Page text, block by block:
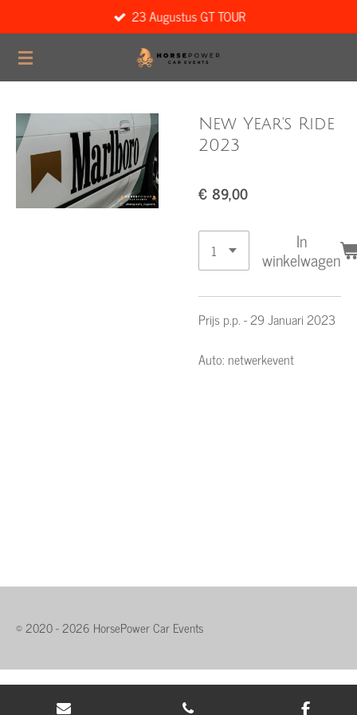
direct
naar
23 Augustus GT TOUR
New Year's Ride
2023
€ 89,00
In
winkelwagen
Prijs p.p. - 29 Januari 2023
Auto: netwerkevent
© 2020 - 2026 HorsePower Car Events